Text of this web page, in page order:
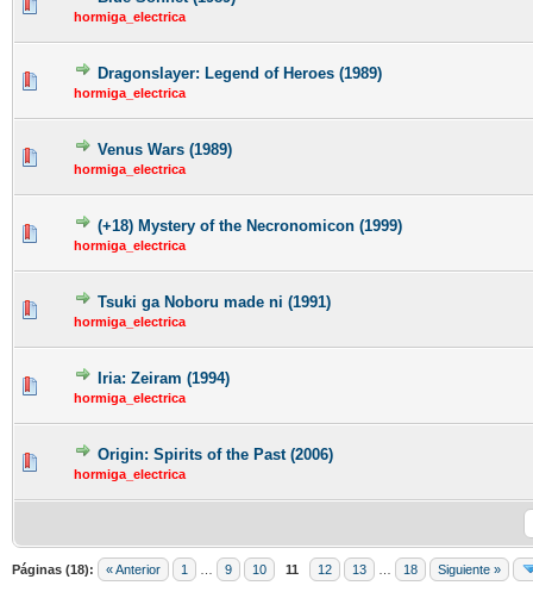
hormiga_electrica
Dragonslayer: Legend of Heroes (1989)
hormiga_electrica
Venus Wars (1989)
hormiga_electrica
(+18) Mystery of the Necronomicon (1999)
hormiga_electrica
Tsuki ga Noboru made ni (1991)
hormiga_electrica
Iria: Zeiram (1994)
hormiga_electrica
Origin: Spirits of the Past (2006)
hormiga_electrica
Páginas (18): « Anterior 1 9 10 11 12 13 18 Siguiente »